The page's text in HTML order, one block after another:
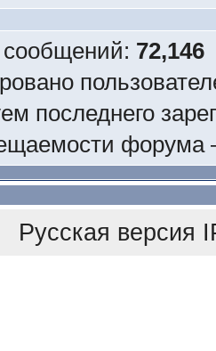
72,146
последнего
Русская версия